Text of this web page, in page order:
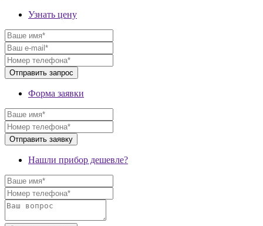
Узнать цену
Форма заявки
Нашли прибор дешевле?